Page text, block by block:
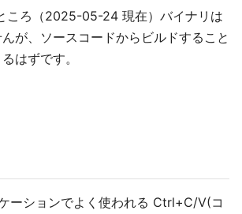
ころ（2025-05-24 現在）バイナリは
が、ソースコードからビルドすること
はずです。
ーションでよく使われる Ctrl+C/V(コ